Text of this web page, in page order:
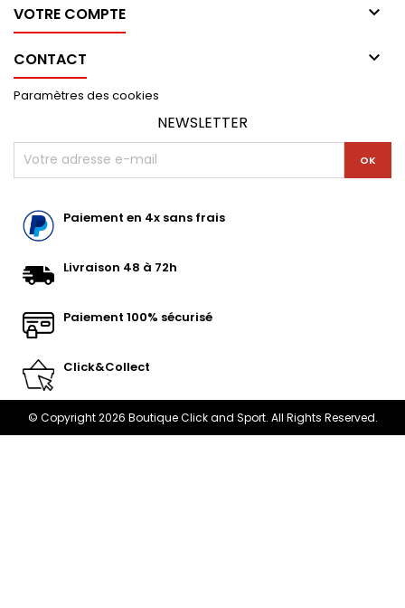
VOTRE COMPTE 
CONTACT 
Paramètres des cookies
NEWSLETTER
Paiement en 4x sans frais
Livraison 48 à 72h
Paiement 100% sécurisé
Click&Collect
© Copyright 2026 Boutique Click and Sport. All Rights Reserved.